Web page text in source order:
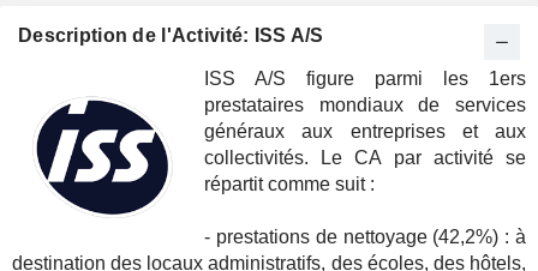
Description de l'Activité: ISS A/S
ISS A/S figure parmi les 1ers
prestataires mondiaux de services
généraux aux entreprises et aux
collectivités. Le CA par activité se
répartit comme suit :
- prestations de nettoyage (42,2%) : à
destination des locaux administratifs, des écoles, des hôtels,